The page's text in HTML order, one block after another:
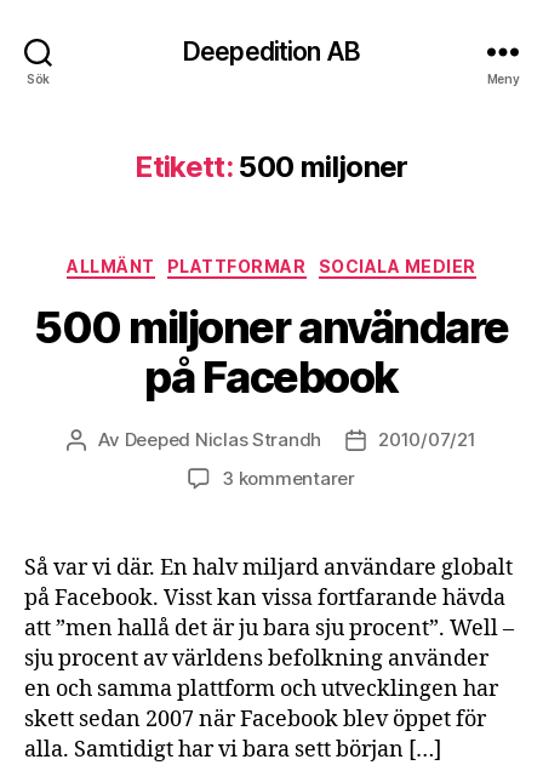
Sök
Deepedition AB
Meny
Etikett: 500 miljoner
Kategorier
ALLMÄNT PLATTFORMAR SOCIALA MEDIER
500 miljoner användare
på Facebook
Inläggsförfattare
Av Deeped Niclas Strandh Inläggsdatum
2010/07/21
3 kommentarer
Så var vi där. En halv miljard användare globalt
på Facebook. Visst kan vissa fortfarande hävda
att ”men hallå det är ju bara sju procent”. Well –
sju procent av världens befolkning använder
en och samma plattform och utvecklingen har
skett sedan 2007 när Facebook blev öppet för
alla. Samtidigt har vi bara sett början […]